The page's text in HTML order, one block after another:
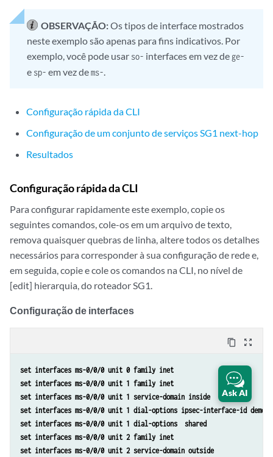
OBSERVAÇÃO:Os tipos de interface mostrados
neste exemplo são apenas para fins indicativos. Por
exemplo, você pode usar so- interfaces em vez de ge-
e sp- em vez dems-
Configuração rápida da CLI
Configuração de um conjunto de serviços SG1 next-hop
Resultados
Configuração rápida da CLI
Para configurar rapidamente este exemplo, copie os
seguintes comandos, cole-os em um arquivo de texto,
remova quaisquer quebras de linha, altere todos os detalhes
necessários para corresponder à sua configuração de rede e,
em seguida, copie e cole os comandos na CLI, no nível de
[edit] hierarquia, do roteador SG1.
Configuração de interfaces
content_copy zoom_out_map
set interfaces ms-0/0/0 unit 0 family inet
set interfaces ms-0/0/0 unit 1 family inet
set interfaces ms-0/0/0 unit 1 service-domain inside
set interfaces ms-0/0/0 unit 1 dial-options ipsec-interface-id demo-
set interfaces ms-0/0/0 unit 1 dial-options  shared
set interfaces ms-0/0/0 unit 2 family inet
set interfaces ms-0/0/0 unit 2 service-domain outside
Ask AI